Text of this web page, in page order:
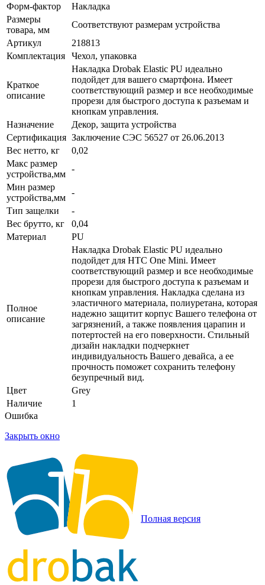
Форм-фактор
Накладка
Размеры
товара, мм
Соответствуют размерам устройства
Артикул
218813
Комплектация
Чехол, упаковка
Краткое
описание
Накладка Drobak Elastic PU идеально
подойдет для вашего смартфона. Имеет
соответствующий размер и все необходимые
прорези для быстрого доступа к разъемам и
кнопкам управления.
Назначение
Декор, защита устройства
Сертификация Заключение СЭС 56527 от 26.06.2013
Вес нетто, кг
0,02
Макс размер
устройства,мм
-
Мин размер
устройства,мм
-
Тип защелки
-
Вес брутто, кг
0,04
Материал
PU
Полное
описание
Накладка Drobak Elastic PU идеально
подойдет для HTC One Mini. Имеет
соответствующий размер и все необходимые
прорези для быстрого доступа к разъемам и
кнопкам управления. Накладка сделана из
эластичного материала, полиуретана, которая
надежно защитит корпус Вашего телефона от
загрязнений, а также появления царапин и
потертостей на его поверхности. Стильный
дизайн накладки подчеркнет
индивидуальность Вашего девайса, а ее
прочность поможет сохранить телефону
безупречный вид.
Цвет
Grey
Наличие
1
Ошибка
Закрыть окно
Полная версия